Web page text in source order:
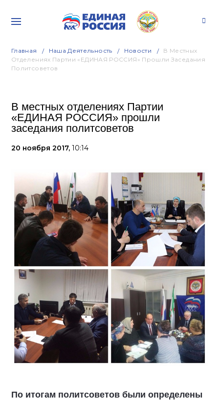
Главная Наша Деятельность Новости
В Местных
Отделениях Партии «ЕДИНАЯ РОССИЯ» Прошли Заседания
Политсоветов
В местных отделениях Партии
«ЕДИНАЯ РОССИЯ» прошли
заседания политсоветов
20 ноября 2017, 10:14
По итогам политсоветов были определены